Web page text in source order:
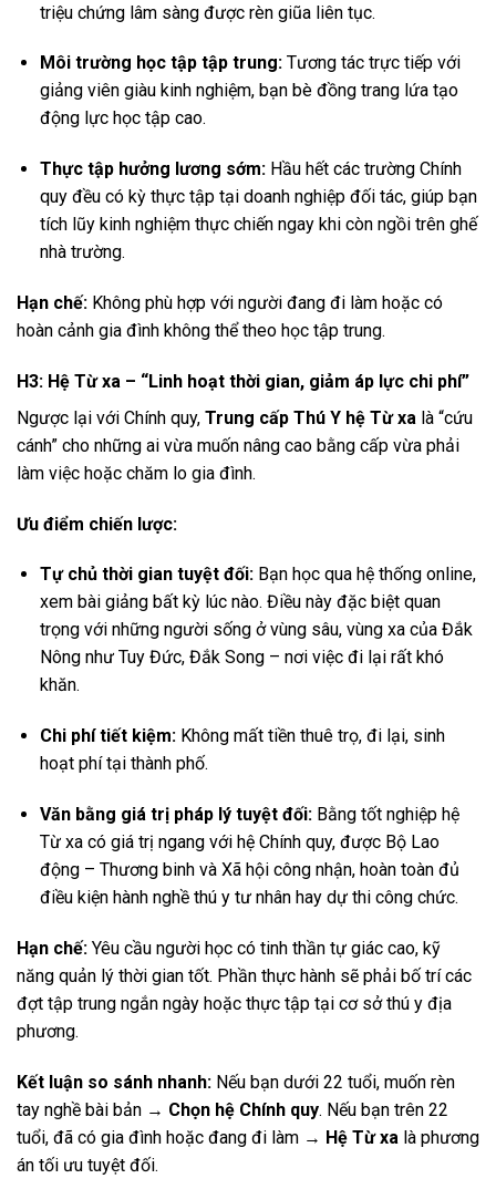
triệu chứng lâm sàng được rèn giũa liên tục.
Môi trường học tập tập trung:Tương tác trực tiếp với
giảng viên giàu kinh nghiệm, bạn bè đồng trang lứa tạo
động lực học tập cao.
Thực tập hưởng lương sớm:Hầu hết các trường Chính
quy đều có kỳ thực tập tại doanh nghiệp đối tác, giúp bạn
tích lũy kinh nghiệm thực chiến ngay khi còn ngồi trên ghế
nhà trường.
Hạn chế: Không phù hợp với người đang đi làm hoặc có
hoàn cảnh gia đình không thể theo học tập trung.
H3: Hệ Từ xa – “Linh hoạt thời gian, giảm áp lực chi phí”
Ngược lại với Chính quy, Trung cấp Thú Y hệ Từ xa là “cứu
cánh” cho những ai vừa muốn nâng cao bằng cấp vừa phải
làm việc hoặc chăm lo gia đình.
Ưu điểm chiến lược:
Tự chủ thời gian tuyệt đối:Bạn học qua hệ thống online,
xem bài giảng bất kỳ lúc nào. Điều này đặc biệt quan
trọng với những người sống ở vùng sâu, vùng xa của Đắk
Nông như Tuy Đức, Đắk Song – nơi việc đi lại rất khó
khăn.
Chi phí tiết kiệm:Không mất tiền thuê trọ, đi lại, sinh
hoạt phí tại thành phố.
Văn bằng giá trị pháp lý tuyệt đối:Bằng tốt nghiệp hệ
Từ xa có giá trị ngang với hệ Chính quy, được Bộ Lao
động – Thương binh và Xã hội công nhận, hoàn toàn đủ
điều kiện hành nghề thú y tư nhân hay dự thi công chức.
Hạn chế: Yêu cầu người học có tinh thần tự giác cao, kỹ
năng quản lý thời gian tốt. Phần thực hành sẽ phải bố trí các
đợt tập trung ngắn ngày hoặc thực tập tại cơ sở thú y địa
phương.
Kết luận so sánh nhanh: Nếu bạn dưới 22 tuổi, muốn rèn
tay nghề bài bản → Chọn hệ Chính quy. Nếu bạn trên 22
tuổi, đã có gia đình hoặc đang đi làm → Hệ Từ xa là phương
án tối ưu tuyệt đối.